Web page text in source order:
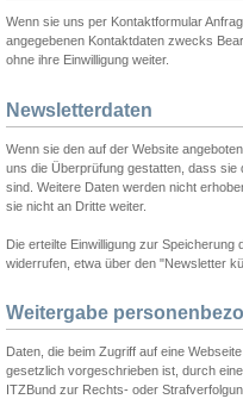
Wenn sie uns per Kontaktformular
angegebenen Kontaktdaten zwecks
ohne ihre Einwilligung weiter.
Newsletterdaten
Wenn sie den auf der Website
uns die Überprüfung gestatten, dass
sind. Weitere Daten werden nicht
sie nicht an Dritte weiter.
Die erteilte Einwilligung zur
widerrufen, etwa über den "Newsletter
Weitergabe
Daten, die beim Zugriff auf eine
gesetzlich vorgeschrieben ist, durch
ITZBund zur Rechts- oder